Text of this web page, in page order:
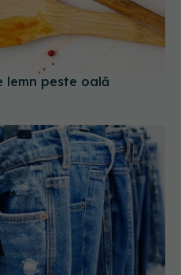
lemn peste oală
Truc genial de la